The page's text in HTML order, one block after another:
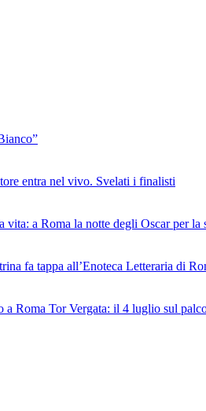
entra nel vivo. Svelati i finalisti
a Roma la notte degli Oscar per la
fa tappa all’Enoteca Letteraria di
Roma Tor Vergata: il 4 luglio sul